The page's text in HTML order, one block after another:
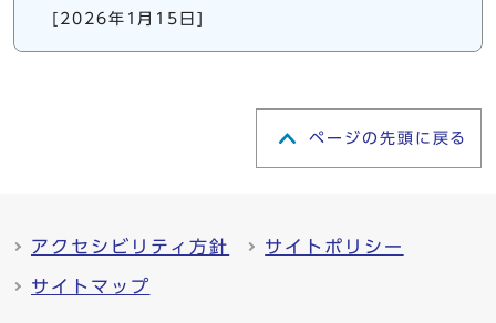
[2026年1月15日]
ページの先頭に戻る
アクセシビリティ方針 サイトポリシー
サイトマップ